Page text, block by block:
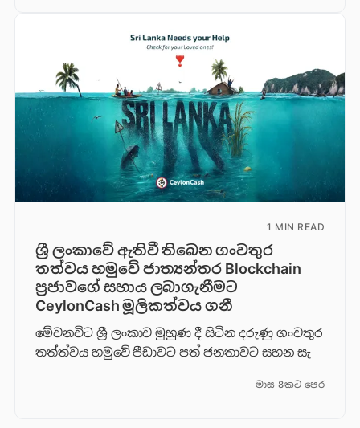
1 MIN READ
ශ්‍රී ලංකාවේ ඇතිවී තිබෙන ගංවතුර
තත්වය හමුවේ ජාත්‍යන්තර Blockchain
ප්‍රජාවගේ සහාය ලබාගැනීමට
CeylonCash මූලිකත්වය ග​නී
මේවනවිට ශ්‍රී ලංකාව මුහුණ දී සිටින දරුණු ගංවතුර
තත්ත්වය හමුවේ පීඩාවට පත් ජනතාවට සහන සැ
මාස 8කට පෙර